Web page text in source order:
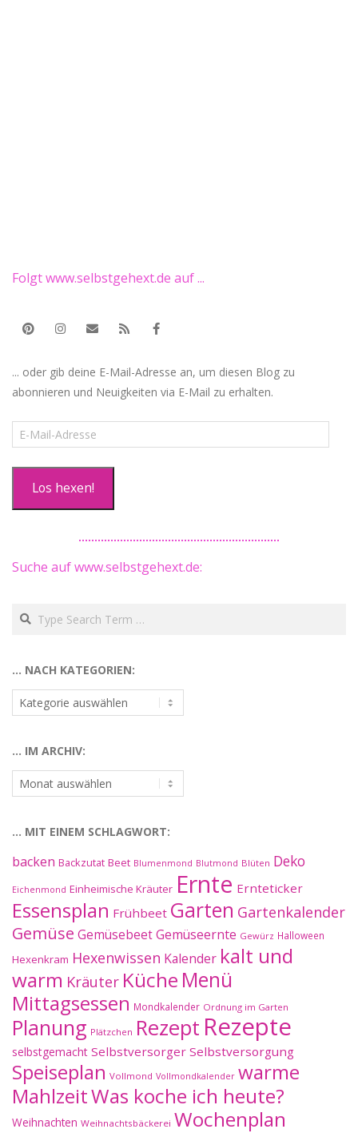
Folgt www.selbstgehext.de auf ...
... oder gib deine E-Mail-Adresse an, um diesen Blog zu
abonnieren und Neuigkeiten via E-Mail zu erhalten.
E-
Mail-
Los hexen!
Suche auf www.selbstgehext.de:
Search
… NACH KATEGORIEN:
…
nach
… IM ARCHIV:
…
im
… MIT EINEM SCHLAGWORT:
backen Backzutat Beet Blumenmond Blutmond Blüten Deko
Eichenmond Einheimische Kräuter Ernte Ernteticker
Essensplan Frühbeet Garten Gartenkalender
Gemüse GemüsebeetGemüseernte Gewürz Halloween
Hexenkram Hexenwissen Kalender kalt und
warm Kräuter Küche Menü
Mittagsessen Mondkalender Ordnung im Garten
Planung Plätzchen Rezept Rezepte
selbstgemacht Selbstversorger Selbstversorgung
Speiseplan Vollmond Vollmondkalender warme
MahlzeitWas koche ich heute?
Weihnachten Weihnachtsbäckerei Wochenplan